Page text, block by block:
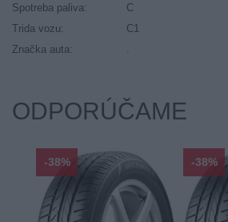
Spotreba paliva:
C
Trida vozu:
C1
Značka auta:
ODPORÚČAME
-38% -38%